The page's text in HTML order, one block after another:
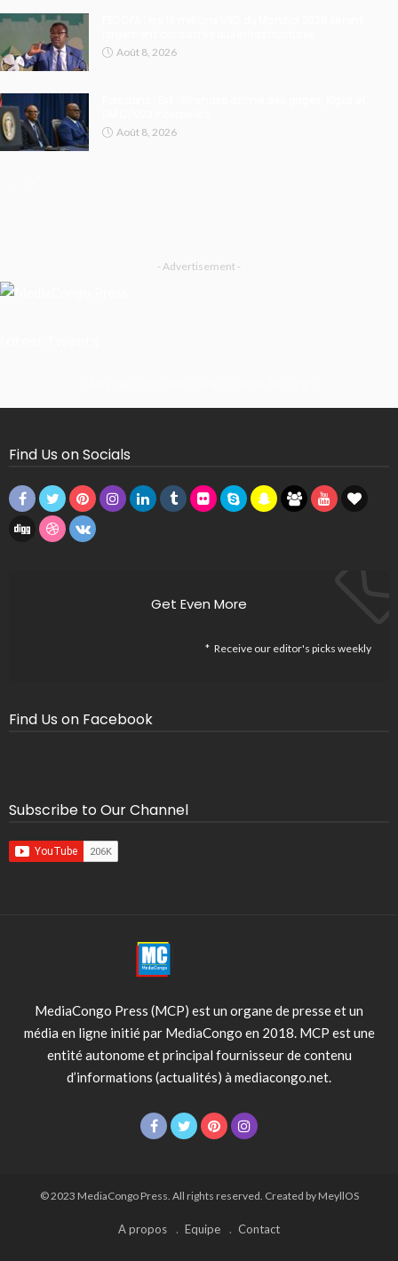
Août 8, 2026
Août 8, 2026
- Advertisement -
Find Us on Socials
Get Even More
Receive our editor's picks weekly
Find Us on Facebook
Subscribe to Our Channel
MediaCongo Press (MCP) est un organe de presse et un
média en ligne initié par MediaCongo en 2018. MCP est une
entité autonome et principal fournisseur de contenu
d’informations (actualités) à mediacongo.net.
© 2023 MediaCongo Press. All rights reserved. Created by MeyllOS
A propos Equipe Contact